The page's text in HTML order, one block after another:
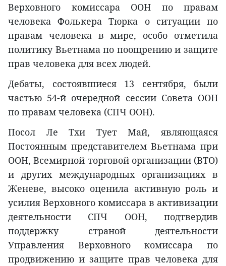
Верховного комиссара ООН по правам
человека Фолькера Тюрка о ситуации по
правам человека в мире, особо отметила
политику Вьетнама по поощрению и защите
прав человека для всех людей.
Дебаты, состоявшиеся 13 сентября, были
частью 54-й очередной сессии Совета ООН
по правам человека (СПЧ ООН).
Посол Ле Тхи Тует Май, являющаяся
Постоянным представителем Вьетнама при
ООН, Всемирной торговой организации (ВТО)
и других международных организациях в
Женеве, высоко оценила активную роль и
усилия Верховного комиссара в активизации
деятельности СПЧ ООН, подтвердив
поддержку страной деятельности
Управления Верховного комиссара по
продвижению и защите прав человека для